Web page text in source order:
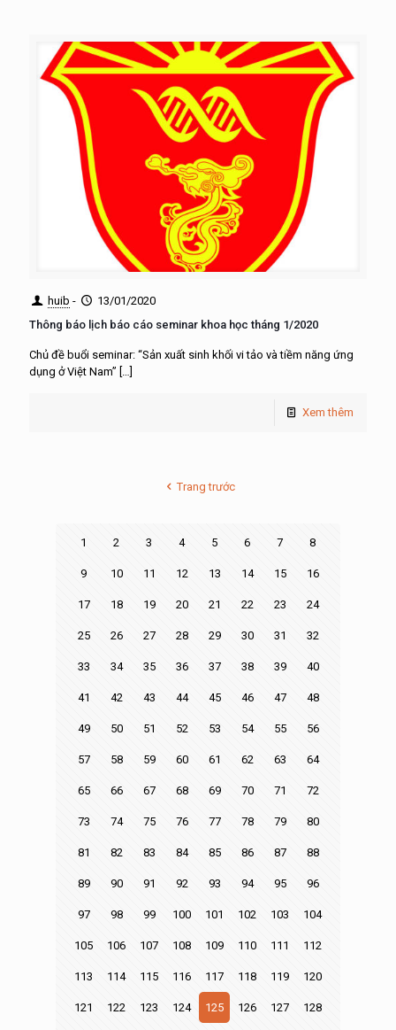
huib -
13/01/2020
Thông báo lịch báo cáo seminar khoa học tháng 1/2020
Chủ đề buổi seminar: “Sản xuất sinh khối vi tảo và tiềm năng ứng
dụng ở Việt Nam” […]
Xem thêm
Trang trước
1 2 3 4 5 6 7 8
9 10 11 12 13 14 15 16
17 18 19 20 21 22 23 24
25 26 27 28 29 30 31 32
33 34 35 36 37 38 39 40
41 42 43 44 45 46 47 48
49 50 51 52 53 54 55 56
57 58 59 60 61 62 63 64
65 66 67 68 69 70 71 72
73 74 75 76 77 78 79 80
81 82 83 84 85 86 87 88
89 90 91 92 93 94 95 96
97 98 99 100 101 102 103 104
105 106 107 108 109 110 111 112
113 114 115 116 117 118 119 120
121 122 123 124 125 126 127 128